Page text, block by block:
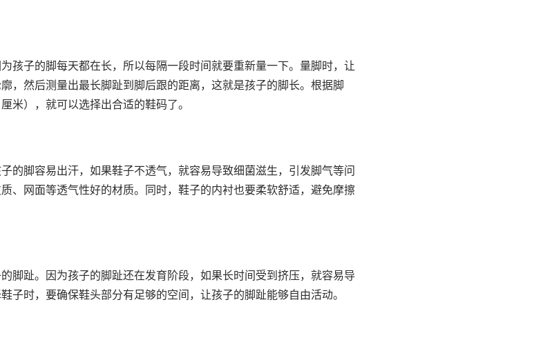
孩子的脚每天都在长，所以每隔一段时间就要重新量一下。量脚时，让
，然后测量出最长脚趾到脚后跟的距离，这就是孩子的脚长。根据脚
米），就可以选择出合适的鞋码了。
的脚容易出汗，如果鞋子不透气，就容易导致细菌滋生，引发脚气等问
、网面等透气性好的材质。同时，鞋子的内衬也要柔软舒适，避免摩擦
脚趾。因为孩子的脚趾还在发育阶段，如果长时间受到挤压，就容易导
子时，要确保鞋头部分有足够的空间，让孩子的脚趾能够自由活动。